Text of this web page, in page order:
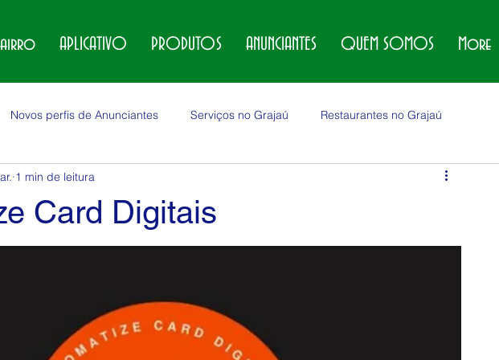
APLICATIVO PRODUTOS ANUNCIANTES QUEM SOMOS More
Novos perfis de Anunciantes Serviços no Grajaú Restaurantes no Grajaú
Grajaú Locações no Grajaú
Card Digitais
1 min de leitura